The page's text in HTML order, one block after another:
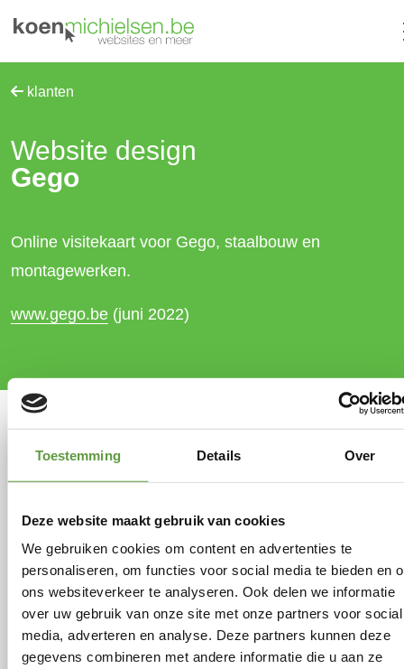
Toestemming Details Over
Deze website maakt gebruik van cookies
We gebruiken cookies om content en advertenties te
personaliseren, om functies voor social media te bieden en
ons websiteverkeer te analyseren. Ook delen we informatie
over uw gebruik van onze site met onze partners voor social
media, adverteren en analyse. Deze partners kunnen deze
gegevens combineren met andere informatie die u aan ze
klanten
Website design
Gego
Online visitekaart voor Gego, staalbouw en
montagewerken.
www.gego.be (juni 2022)